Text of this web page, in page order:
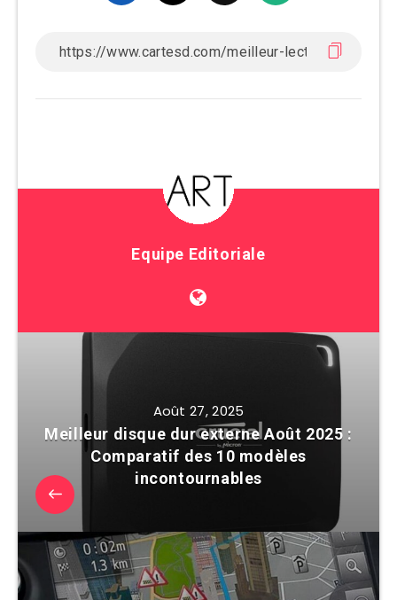
Equipe Editoriale
Août 27, 2025
Meilleur disque dur externe Août 2025 :
Comparatif des 10 modèles
incontournables